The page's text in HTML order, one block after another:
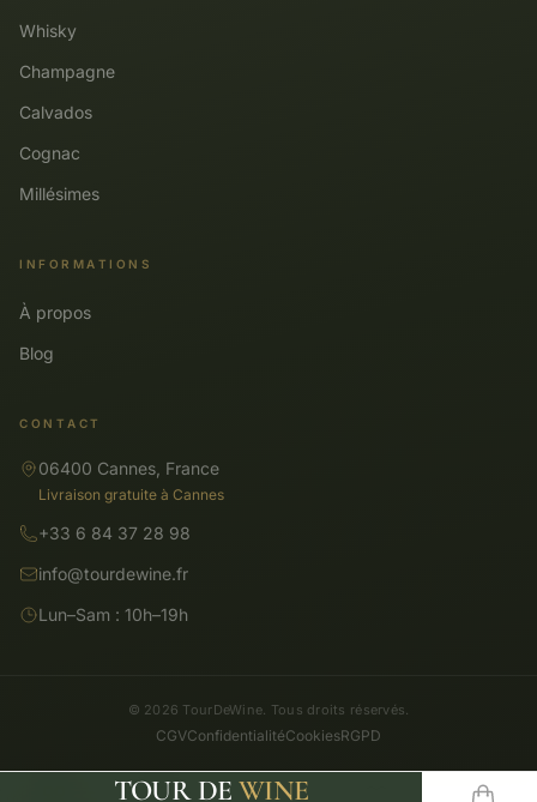
Whisky
Champagne
Calvados
Cognac
Millésimes
INFORMATIONS
À propos
Blog
CONTACT
06400 Cannes, France
Livraison gratuite à Cannes
+33 6 84 37 28 98
info@tourdewine.fr
Lun–Sam : 10h–19h
© 2026 TourDeWine. Tous droits réservés.
CGVConfidentialitéCookiesRGPD
TOUR DE WINE